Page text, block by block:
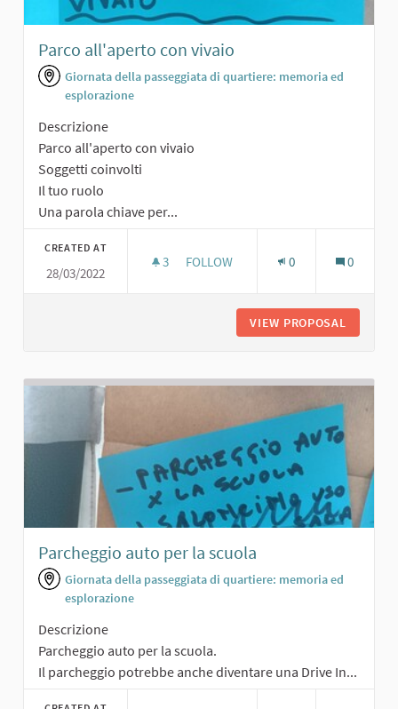
Parco all'aperto con vivaio
Giornata della passeggiata di quartiere: memoria ed
esplorazione
Descrizione
Parco all'aperto con vivaio
Soggetti coinvolti
Il tuo ruolo
Una parola chiave per...
CREATED AT
28/03/2022
3 3 FOLLOWERS
FOLLOW 0 0
VIEW PROPOSAL
Parcheggio auto per la scuola
Giornata della passeggiata di quartiere: memoria ed
esplorazione
Descrizione
Parcheggio auto per la scuola.
Il parcheggio potrebbe anche diventare una Drive In...